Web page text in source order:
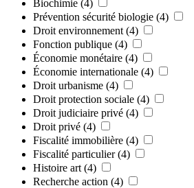
Biochimie (4)
Prévention sécurité biologie (4)
Droit environnement (4)
Fonction publique (4)
Économie monétaire (4)
Économie internationale (4)
Droit urbanisme (4)
Droit protection sociale (4)
Droit judiciaire privé (4)
Droit privé (4)
Fiscalité immobilière (4)
Fiscalité particulier (4)
Histoire art (4)
Recherche action (4)